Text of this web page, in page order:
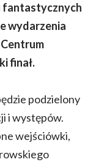
fantastycznych
wydarzenia
finał.
podzielony
i występów.
wejściówki,